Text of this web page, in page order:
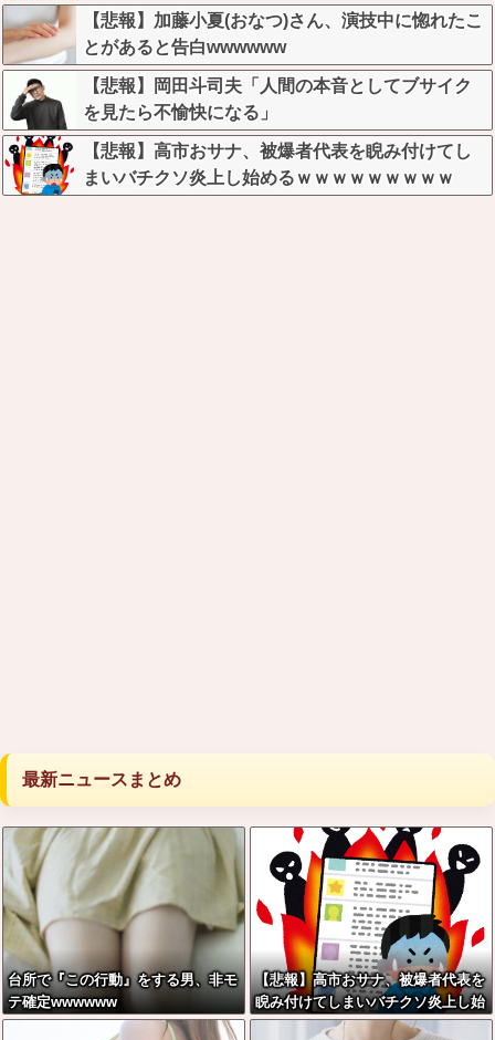
【悲報】加藤小夏(おなつ)さん、演技中に惚れたこ
とがあると告白wwwwww
【悲報】岡田斗司夫「人間の本音としてブサイク
を見たら不愉快になる」
【悲報】高市おサナ、被爆者代表を睨み付けてし
まいバチクソ炎上し始めるｗｗｗｗｗｗｗｗｗ
最新ニュースまとめ
台所で『この行動』をする男、非モ
テ確定wwwwww
【悲報】高市おサナ、被爆者代表を
睨み付けてしまいバチクソ炎上し始
めるｗｗｗｗｗｗｗｗｗ